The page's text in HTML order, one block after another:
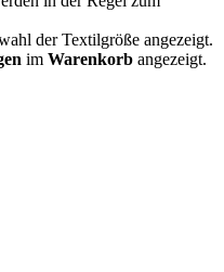
der Textilgröße angezeigt.
imWarenkorb angezeigt.